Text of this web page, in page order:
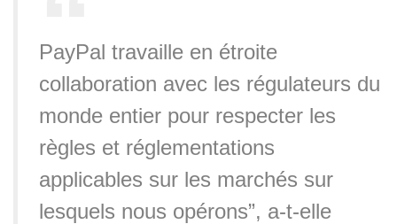
PayPal travaille en étroite
collaboration avec les régulateurs du
monde entier pour respecter les
règles et réglementations
applicables sur les marchés sur
lesquels nous opérons”, a-t-elle